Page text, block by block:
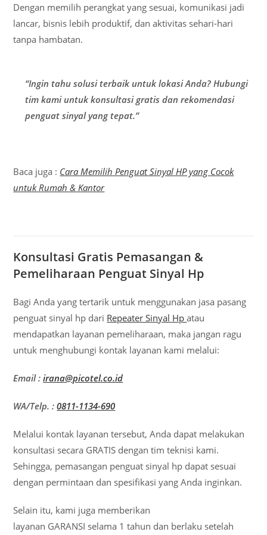
Dengan memilih perangkat yang sesuai, komunikasi jadi
lancar, bisnis lebih produktif, dan aktivitas sehari-hari
tanpa hambatan.
“Ingin tahu solusi terbaik untuk lokasi Anda? Hubungi
tim kami untuk konsultasi gratis dan rekomendasi
penguat sinyal yang tepat.”
Baca juga : Cara Memilih Penguat Sinyal HP yang Cocok
untuk Rumah & Kantor
Konsultasi Gratis Pemasangan &
Pemeliharaan Penguat Sinyal Hp
Bagi Anda yang tertarik untuk menggunakan jasa pasang
penguat sinyal hp dari Repeater Sinyal Hpatau
mendapatkan layanan pemeliharaan, maka jangan ragu
untuk menghubungi kontak layanan kami melalui:
Email :irana@picotel.co.id
WA/Telp. :0811-1134-690
Melalui kontak layanan tersebut, Anda dapat melakukan
konsultasi secara GRATIS dengan tim teknisi kami.
Sehingga, pemasangan penguat sinyal hp dapat sesuai
dengan permintaan dan spesifikasi yang Anda inginkan.
Selain itu, kami juga memberikan
layanan GARANSI selama 1 tahun dan berlaku setelah